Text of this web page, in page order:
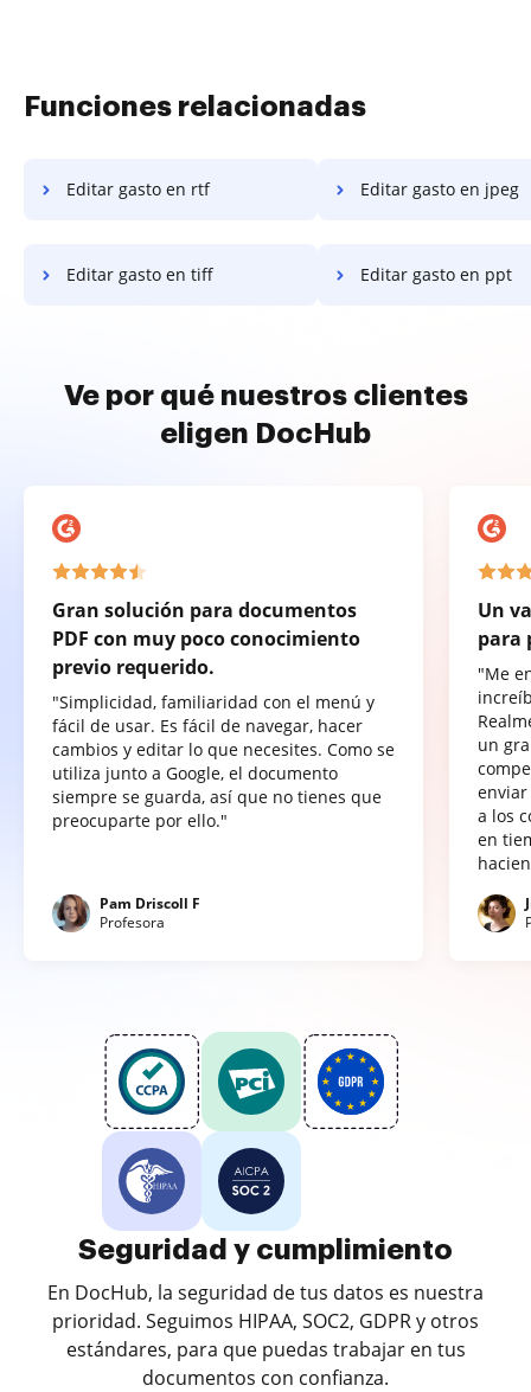
Funciones relacionadas
Editar gasto en rtf Editar gasto en jpeg
Editar gasto en tiff Editar gasto en ppt
Ve por qué nuestros clientes
eligen DocHub
Gran solución para documentos
PDF con muy poco conocimiento
previo requerido.
"Simplicidad, familiaridad con el menú y
fácil de usar. Es fácil de navegar, hacer
cambios y editar lo que necesites. Como se
utiliza junto a Google, el documento
siempre se guarda, así que no tienes que
preocuparte por ello."
Pam Driscoll F
Profesora
Un
para
"Me
un
a los
en
Seguridad y cumplimiento
En DocHub, la seguridad de tus datos es nuestra
prioridad. Seguimos HIPAA, SOC2, GDPR y otros
estándares, para que puedas trabajar en tus
documentos con confianza.